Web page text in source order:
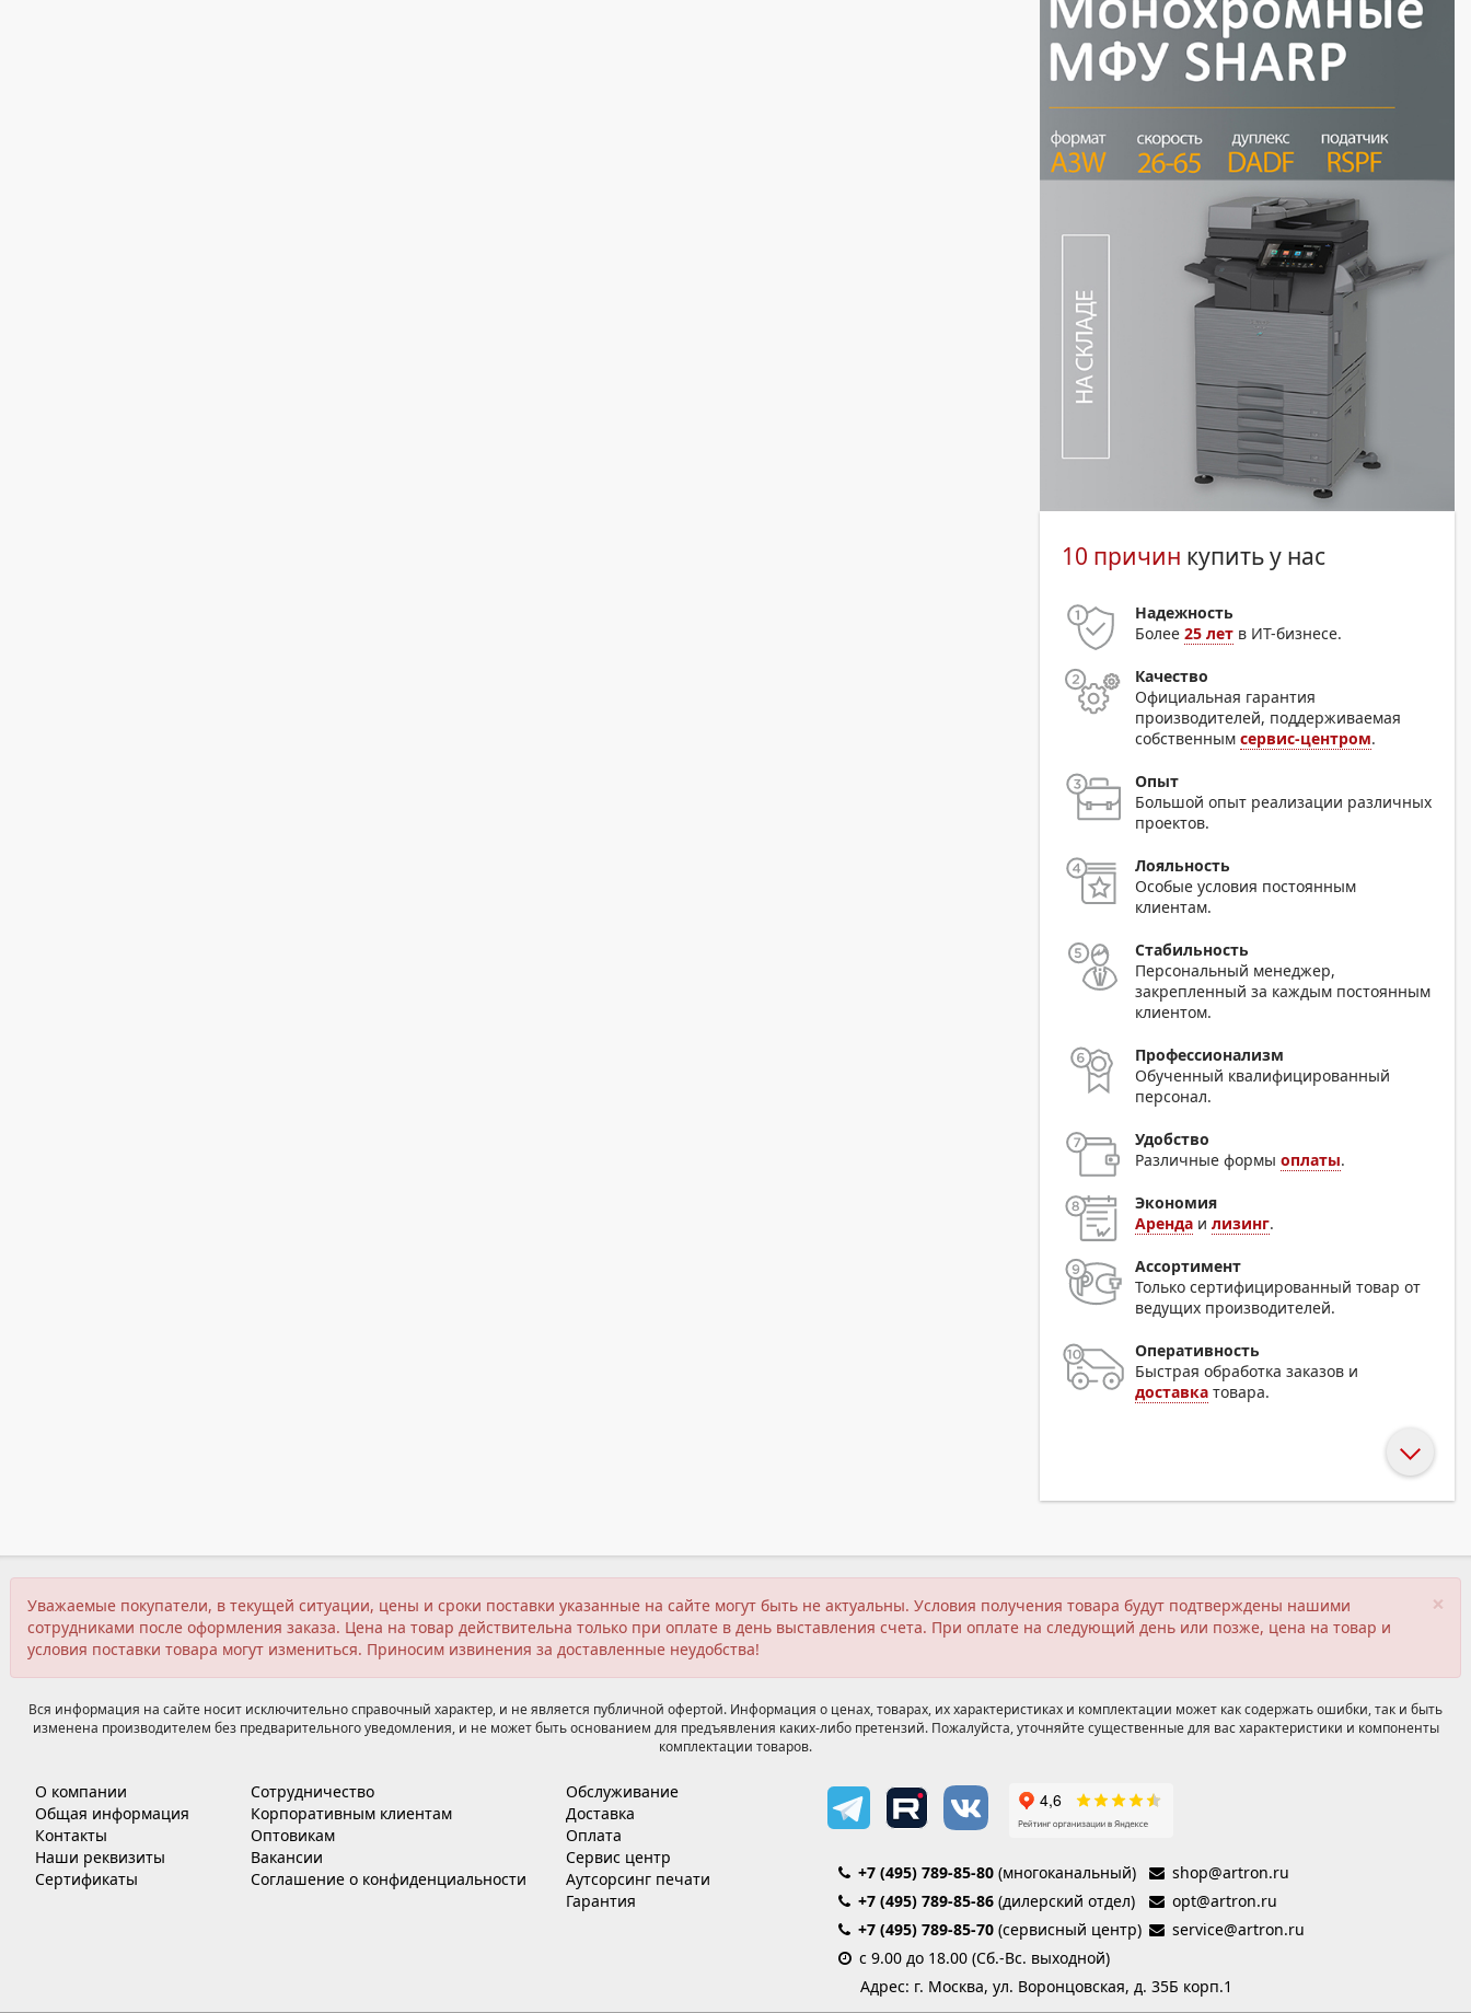
10 причин купить у нас
Надежность
Более25 лет в ИТ-бизнесе.
Качество
Официальная гарантия
производителей, поддерживаемая
собственнымсервис-центром.
Опыт
Большой опыт реализации различных
проектов.
Лояльность
Особые условия постоянным
клиентам.
Стабильность
Персональный менеджер,
закрепленный за каждым постоянным
клиентом.
Профессионализм
Обученный квалифицированный
персонал.
Удобство
Различные формыоплаты.
Экономия
Аренда илизинг.
Ассортимент
Только сертифицированный товар от
ведущих производителей.
Оперативность
Быстрая обработка заказов и
доставка товара.
×
Уважаемые покупатели, в текущей ситуации, цены и сроки поставки указанные на сайте могут быть не актуальны. Условия получения товара будут подтверждены нашими
сотрудниками после оформления заказа. Цена на товар действительна только при оплате в день выставления счета. При оплате на следующий день или позже, цена на товар и
условия поставки товара могут измениться. Приносим извинения за доставленные неудобства!
Вся информация на сайте носит исключительно справочный характер, и не является публичной офертой. Информация о ценах, товарах, их характеристиках и комплектации может как содержать ошибки, так и быть
изменена производителем без предварительного уведомления, и не может быть основанием для предъявления каких-либо претензий. Пожалуйста, уточняйте существенные для вас характеристики и компоненты
комплектации товаров.
О компании
Общая информация
Контакты
Наши реквизиты
Сертификаты
Сотрудничество
Корпоративным клиентам
Оптовикам
Вакансии
Соглашение о конфиденциальности
Обслуживание
Доставка
Оплата
Сервис центр
Аутсорсинг печати
Гарантия
+7 (495) 789-85-80(многоканальный)
shop@artron.ru
+7 (495) 789-85-86(дилерский отдел)
opt@artron.ru
+7 (495) 789-85-70(сервисный центр)
service@artron.ru
с 9.00 до 18.00 (Сб.-Вс. выходной)
Адрес: г. Москва, ул. Воронцовская, д. 35Б корп.1